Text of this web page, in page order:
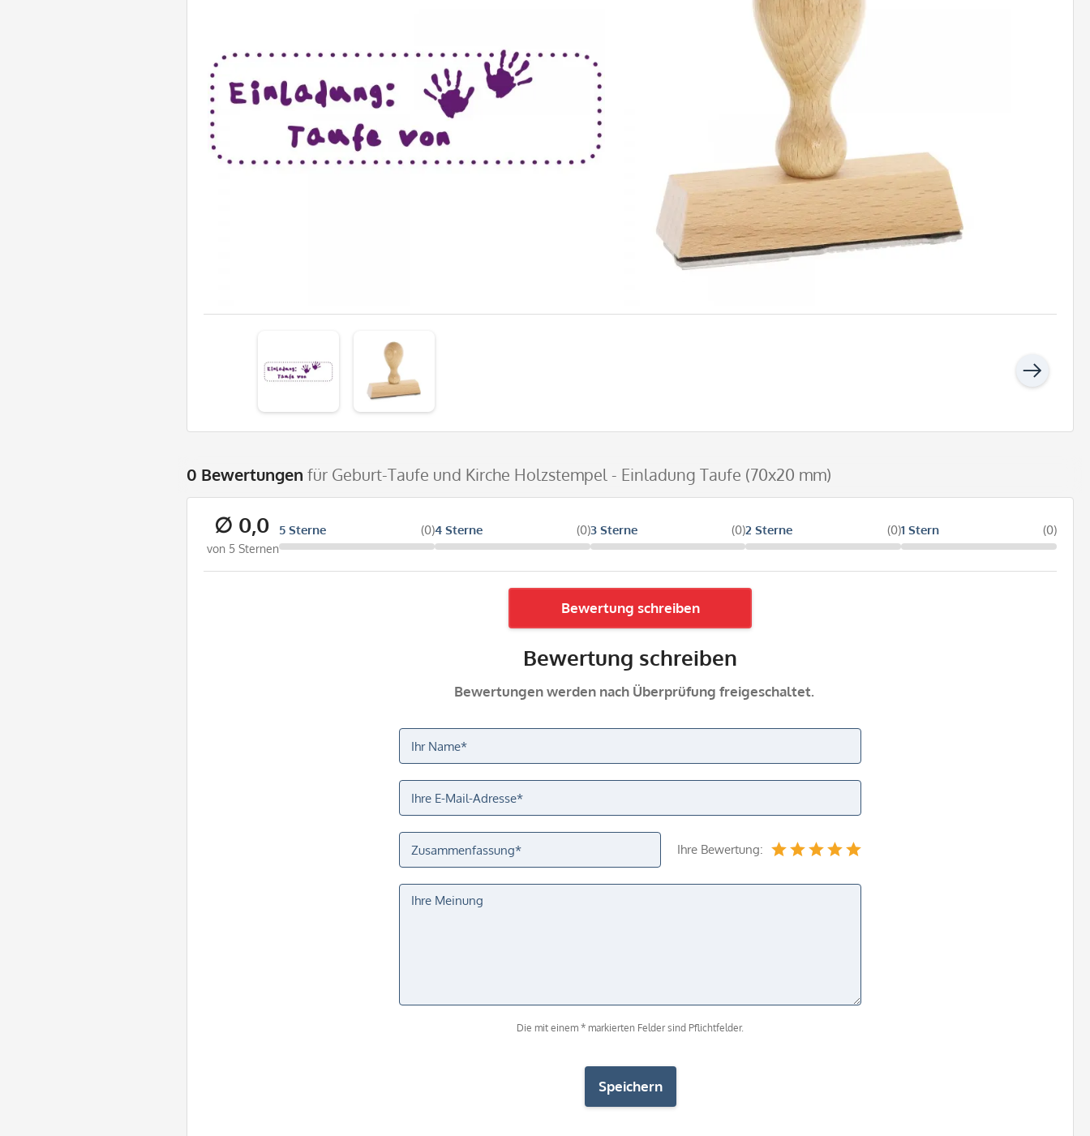
0 Bewertungen für Geburt-Taufe und Kirche Holzstempel - Einladung Taufe (70x20 mm)
∅ 0,0
von 5 Sternen
5 Sterne (0)4 Sterne (0)3 Sterne (0)2 Sterne (0)1 Stern (0)
Bewertung schreiben
Bewertung schreiben
Bewertungen werden nach Überprüfung freigeschaltet.
Ihre Bewertung:
Die mit einem * markierten Felder sind Pflichtfelder.
Speichern